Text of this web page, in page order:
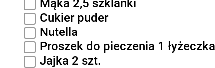
Mąka 2,5 szklanki
Cukier puder
Nutella
Proszek do pieczenia 1 łyżeczka
Jajka 2 szt.